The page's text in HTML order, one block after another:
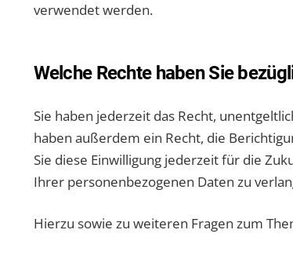
verwendet werden.
Welche Rechte haben Sie
Sie haben jederzeit das Recht,
haben außerdem ein Recht, die
Sie diese Einwilligung jederzeit für die
Ihrer personenbezogenen Daten zu
Hierzu sowie zu weiteren Fragen zum